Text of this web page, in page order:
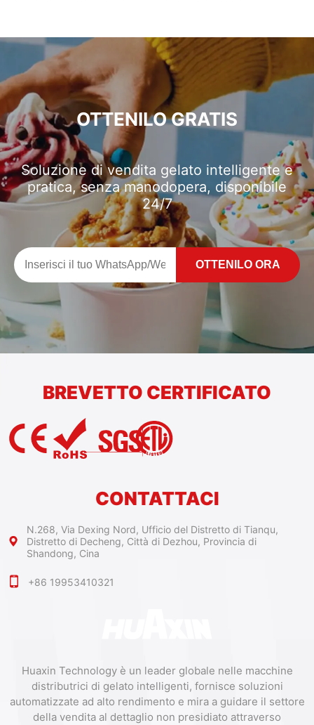
OTTENILO GRATIS
Soluzione di vendita gelato intelligente e
pratica, senza manodopera, disponibile
24/7
OTTENILO ORA
Huaxin Technology è un leader globale nelle macchine
distributrici di gelato intelligenti, fornisce soluzioni
automatizzate ad alto rendimento e mira a guidare il settore
della vendita al dettaglio non presidiato attraverso
BREVETTO CERTIFICATO
CONTATTACI
N.268, Via Dexing Nord, Ufficio del Distretto di Tianqu,
Distretto di Decheng, Città di Dezhou, Provincia di
Shandong, Cina
+86 19953410321